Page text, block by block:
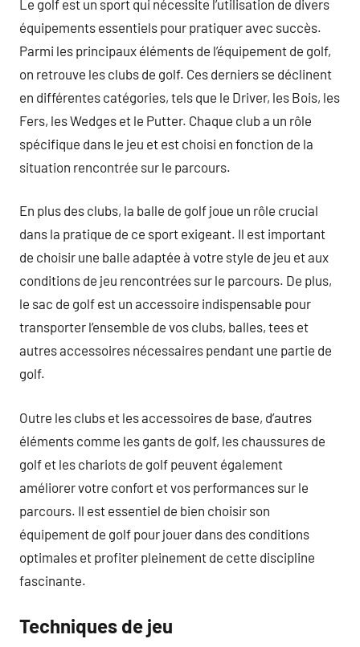
Le golf est un sport qui nécessite l’utilisation de divers
équipements essentiels pour pratiquer avec succès.
Parmi les principaux éléments de l’équipement de golf,
on retrouve les clubs de golf. Ces derniers se déclinent
en différentes catégories, tels que le Driver, les Bois, les
Fers, les Wedges et le Putter. Chaque club a un rôle
spécifique dans le jeu et est choisi en fonction de la
situation rencontrée sur le parcours.
En plus des clubs, la balle de golf joue un rôle crucial
dans la pratique de ce sport exigeant. Il est important
de choisir une balle adaptée à votre style de jeu et aux
conditions de jeu rencontrées sur le parcours. De plus,
le sac de golf est un accessoire indispensable pour
transporter l’ensemble de vos clubs, balles, tees et
autres accessoires nécessaires pendant une partie de
golf.
Outre les clubs et les accessoires de base, d’autres
éléments comme les gants de golf, les chaussures de
golf et les chariots de golf peuvent également
améliorer votre confort et vos performances sur le
parcours. Il est essentiel de bien choisir son
équipement de golf pour jouer dans des conditions
optimales et profiter pleinement de cette discipline
fascinante.
Techniques de jeu